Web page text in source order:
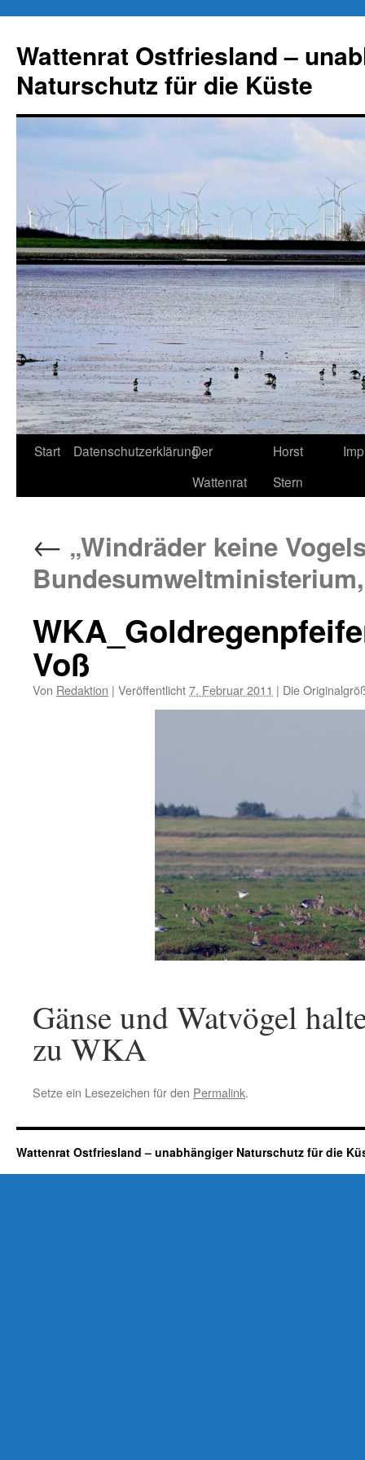
springen
Wattenrat Ostfriesland –
Naturschutz für die Küste
Start DatenschutzerklärungDer
Wattenrat
Horst
Stern
← „Windräder keine
Voß
Von Redaktion | Veröffentlicht7. Februar 2011 | Die
Gänse und Watvögel
zu WKA
Setze ein Lesezeichen für den Permalink.
Wattenrat Ostfriesland – unabhängiger Naturschutz für die